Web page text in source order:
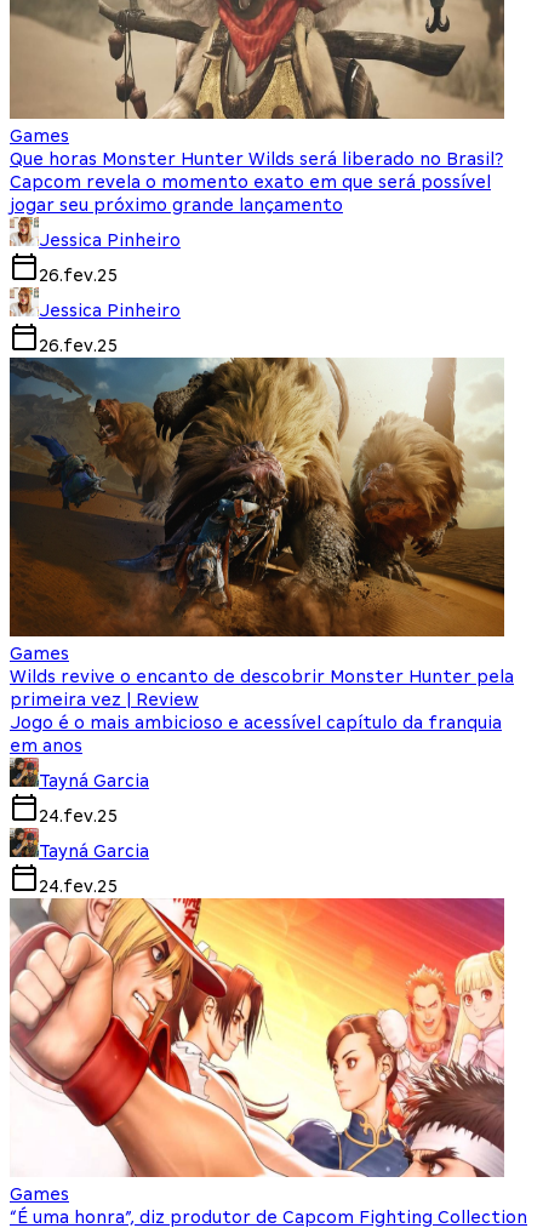
Games
Que horas Monster Hunter Wilds será liberado no Brasil?
Capcom revela o momento exato em que será possível
jogar seu próximo grande lançamento
Jessica Pinheiro
26.fev.25
Jessica Pinheiro
26.fev.25
Games
Wilds revive o encanto de descobrir Monster Hunter pela
primeira vez | Review
Jogo é o mais ambicioso e acessível capítulo da franquia
em anos
Tayná Garcia
24.fev.25
Tayná Garcia
24.fev.25
Games
“É uma honra”, diz produtor de Capcom Fighting Collection